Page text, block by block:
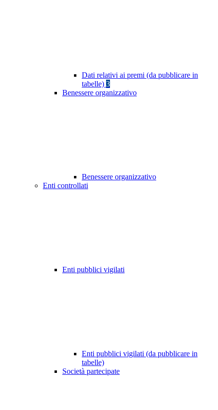
Dati relativi ai premi (da pubblicare in
tabelle) 3
Benessere organizzativo
Benessere organizzativo
Enti controllati
Enti pubblici vigilati
Enti pubblici vigilati (da pubblicare in
tabelle)
Società partecipate